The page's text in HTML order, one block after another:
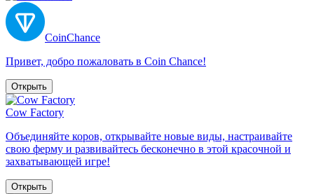
CoinChance
Привет, добро пожаловать в Coin Chance!
Открыть
Cow Factory
Объединяйте коров, открывайте новые виды, настраивайте
свою ферму и развивайтесь бесконечно в этой красочной и
захватывающей игре!
Открыть